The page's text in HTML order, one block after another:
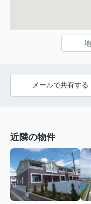
メールで共有する
近隣の物件